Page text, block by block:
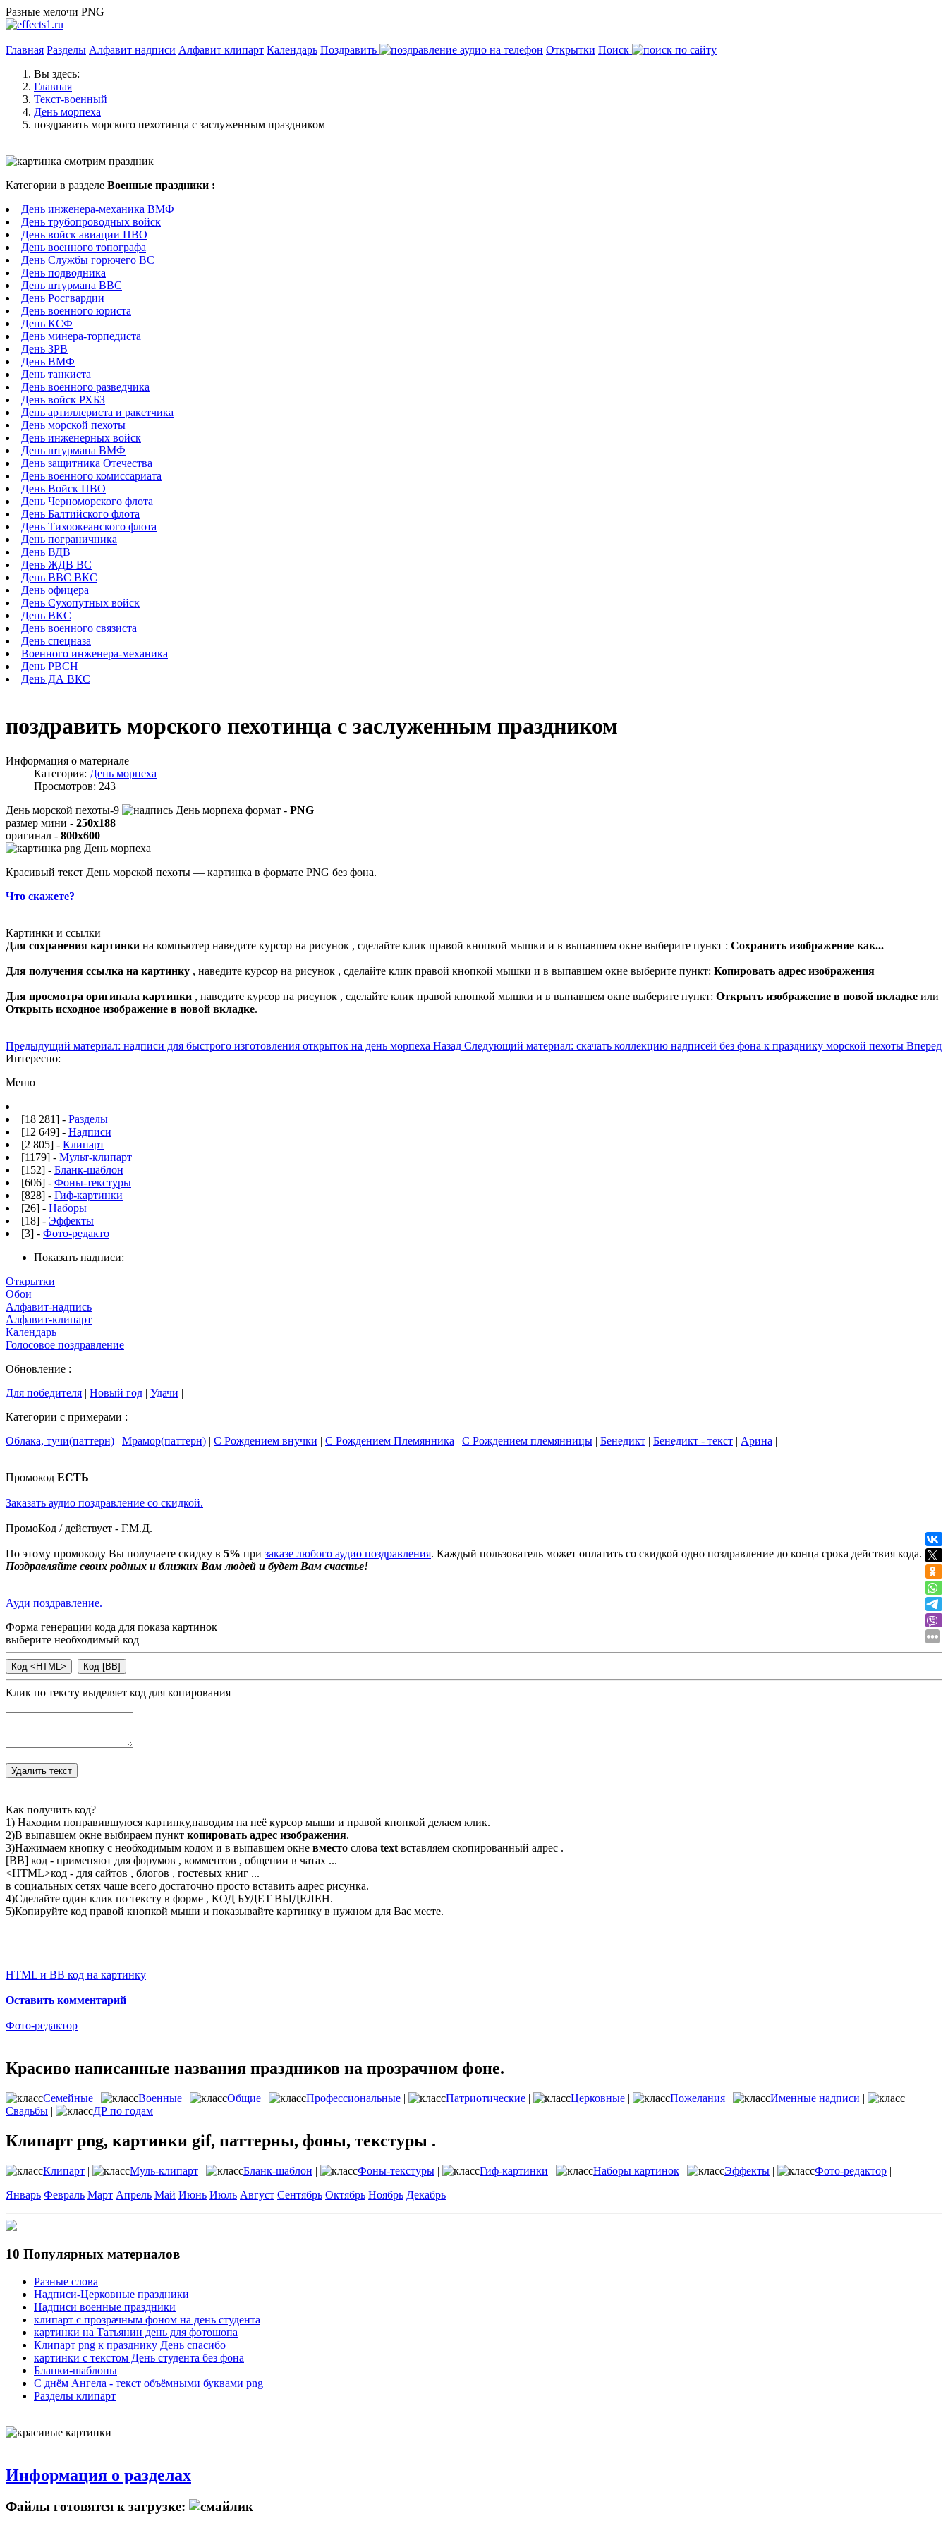
Разные мелочи PNG
Главная Разделы Алфавит надписи Алфавит клипарт Календарь Поздравить Открытки Поиск
Вы здесь:
Главная
Текст-военный
День морпеха
поздравить морского пехотинца с заслуженным праздником
Категории в разделе Военные праздники :
День инженера-механика ВМФ
День трубопроводных войск
День войск авиации ПВО
День военного топографа
День Службы горючего ВС
День подводника
День штурмана ВВС
День Росгвардии
День военного юриста
День КСФ
День минера-торпедиста
День ЗРВ
День ВМФ
День танкиста
День военного разведчика
День войск РХБЗ
День артиллериста и ракетчика
День морской пехоты
День инженерных войск
День штурмана ВМФ
День защитника Отечества
День военного комиссариата
День Войск ПВО
День Черноморского флота
День Балтийского флота
День Тихоокеанского флота
День пограничника
День ВДВ
День ЖДВ ВС
День ВВС ВКС
День офицера
День Сухопутных войск
День ВКС
День военного связиста
День спецназа
Военного инженера-механика
День РВСН
День ДА ВКС
поздравить морского пехотинца с заслуженным праздником
Информация о материале
Категория: День морпеха
Просмотров: 243
День морской пехоты-9
формат - PNG
размер мини - 250x188
оригинал - 800x600
Красивый текст День морской пехоты — картинка в формате PNG без фона.
Что скажете?
Картинки и ссылки
Для сохранения картинки на компьютер наведите курсор на рисунок , сделайте клик правой кнопкой мышки и в выпавшем окне выберите пункт : Сохранить изображение как...
Для получения ссылка на картинку , наведите курсор на рисунок , сделайте клик правой кнопкой мышки и в выпавшем окне выберите пункт: Копировать адрес изображения
Для просмотра оригинала картинки , наведите курсор на рисунок , сделайте клик правой кнопкой мышки и в выпавшем окне выберите пункт: Открыть изображение в новой вкладке или
Открыть исходное изображение в новой вкладке.
Предыдущий материал: надписи для быстрого изготовления открыток на день морпеха Назад Следующий материал: скачать коллекцию надписей без фона к празднику морской пехоты Вперед
Интересно:
Меню
[18 281] - Разделы
[12 649] - Надписи
[2 805] - Клипарт
[1179] - Мульт-клипарт
[152] - Бланк-шаблон
[606] - Фоны-текстуры
[828] - Гиф-картинки
[26] - Наборы
[18] - Эффекты
[3] - Фото-редакто
Показать надписи:
Открытки
Обои
Алфавит-надпись
Алфавит-клипарт
Календарь
Голосовое поздравление
Обновление :
Для победителя | Новый год | Удачи |
Категории с примерами :
Облака, тучи(паттерн) | Мрамор(паттерн) | С Рождением внучки | С Рождением Племянника | С Рождением племянницы | Бенедикт | Бенедикт - текст | Арина |
Промокод ЕСТЬ
Заказать аудио поздравление со скидкой.
ПромоКод / действует - Г.М.Д.
По этому промокоду Вы получаете скидку в 5% при заказе любого аудио поздравления. Каждый пользователь может оплатить со скидкой одно поздравление до конца срока действия кода.
Поздравляйте своих родных и близких Вам людей и будет Вам счастье!
Ауди поздравление.
Форма генерации кода для показа картинок
выберите необходимый код
Клик по тексту выделяет код для копирования
Как получить код?
1) Находим понравившуюся картинку,наводим на неё курсор мыши и правой кнопкой делаем клик.
2)В выпавшем окне выбираем пункт копировать адрес изображения.
3)Нажимаем кнопку с необходимым кодом и в выпавшем окне вместо слова text вставляем скопированный адрес .
[BB] код - применяют для форумов , комментов , общении в чатах ...
<HTML>код - для сайтов , блогов , гостевых книг ...
в социальных сетях чаше всего достаточно просто вставить адрес рисунка.
4)Сделайте один клик по тексту в форме , КОД БУДЕТ ВЫДЕЛЕН.
5)Копируйте код правой кнопкой мыши и показывайте картинку в нужном для Вас месте.
HTML и BB код на картинку
Оставить комментарий
Фото-редактор
Красиво написанные названия праздников на прозрачном фоне.
Семейные | Военные | Общие | Профессиональные | Патриотические | Церковные | Пожелания | Именные надписи |
Свадьбы | ДР по годам |
Клипарт png, картинки gif, паттерны, фоны, текстуры .
Клипарт | Муль-клипарт | Бланк-шаблон | Фоны-текстуры | Гиф-картинки | Наборы картинок | Эффекты | Фото-редактор |
Январь Февраль Март Апрель Май Июнь Июль Август Сентябрь Октябрь Ноябрь Декабрь
10 Популярных материалов
Разные слова
Надписи-Церковные праздники
Надписи военные праздники
клипарт с прозрачным фоном на день студента
картинки на Татьянин день для фотошопа
Клипарт png к празднику День спасибо
картинки с текстом День студента без фона
Бланки-шаблоны
С днём Ангела - текст объёмными буквами png
Разделы клипарт
Информация о разделах
Файлы готовятся к загрузке: